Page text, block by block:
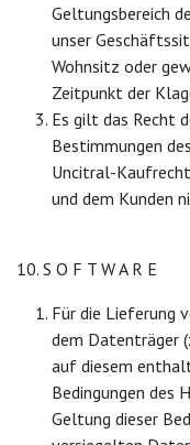
Geltungsbereich
unser
Wohnsitz oder
Zeitpunkt der
Es gilt das Recht
Bestimmungen
Uncitral-
und dem Kunden
10. S O F T W A R E
Für die Lieferung
dem Datenträger
auf diesem
Bedingungen des
Geltung dieser